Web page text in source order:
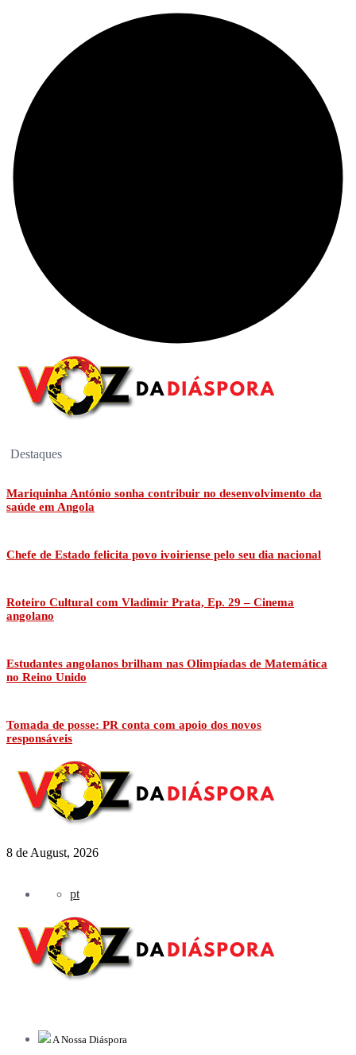
Destaques
Mariquinha António sonha contribuir no desenvolvimento da
saúde em Angola
Chefe de Estado felicita povo ivoiriense pelo seu dia nacional
Roteiro Cultural com Vladimir Prata, Ep. 29 – Cinema
angolano
Estudantes angolanos brilham nas Olimpíadas de Matemática
no Reino Unido
Tomada de posse: PR conta com apoio dos novos
responsáveis
8 de August, 2026
pt
A Nossa Diáspora